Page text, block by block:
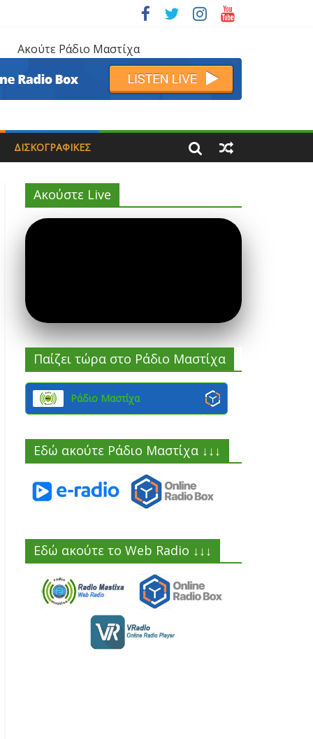
Ακούτε Ράδιο Μαστίχα
ΔΙΣΚΟΓΡΑΦΙΚΈΣ
Ακούστε Live
Παίζει τώρα στο Ράδιο Μαστίχα
Ράδιο Μαστίχα
Εδώ ακούτε Ράδιο Μαστίχα ↓↓↓
Εδώ ακούτε το Web Radio ↓↓↓